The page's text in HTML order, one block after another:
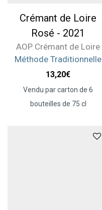
Crémant de Loire
Rosé - 2021
AOP Crémant de Loire
Méthode Traditionnelle
13,20€
Vendu par carton de 6
bouteilles de 75 cl